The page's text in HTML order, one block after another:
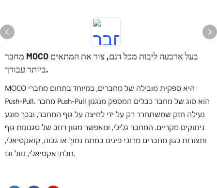
מחבר MOCO בעל ארבעה ליבות מכל דגם, צור את המתאים
ביותר עבורך.
MOCO היא ספקית מובילה של מחברים, במיוחד בתחום מחברי
Push-Pull. מחבר Push-Pull הוא סוג של מחבר כבלים המספק מנגנון
נעילה חזק שמשתחרר רק על ידי לחיצה על גוף המחבר, ובכך מונע
ניתוקים מקריים. המחבר גלילי, ומאפשר מגוון רחב של סגנונות גוף
ותצורות כגון מחברים מרובי פינים במתח נמוך או גבוה, קואקסיאלי,
תלת-אקסיאלי, נוזל וגז.